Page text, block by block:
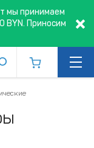
мы принимаем
BYN. Приносим